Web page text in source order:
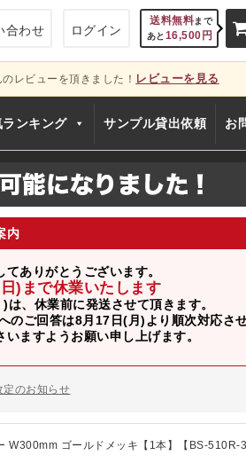
合わせ ログイン
送料無料まで
あと16,500 円
只今、カートに商品
レビューを頂きました！ レビューを見る
ランキング サンプル貸出依頼 お
内
ありがとうございます。
)まで休業いたします
、休業前に発送させて頂きます。
ご回答は8月17日(月)より順次対応させ
ますようお願い申し上げます。
らせ
のお知らせ
W300mm ゴールドメッキ【1本】【BS-510R-